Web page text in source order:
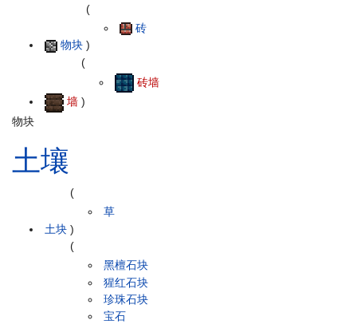
物块
(
砖
)
墙
(
砖墙
)
物块
土壤
土块
(
草
)
(
黑檀石块
猩红石块
珍珠石块
宝石